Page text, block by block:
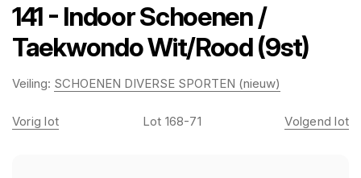
141 - Indoor Schoenen /
Taekwondo Wit/Rood (9st)
Veiling: SCHOENEN DIVERSE SPORTEN (nieuw)
Vorig lot Lot 168-71 Volgend lot